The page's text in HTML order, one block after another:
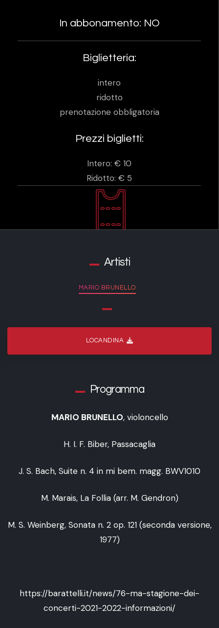
In abbonamento: NO
Biglietteria:
intero
ridotto
prenotazione obbligatoria
Prezzi biglietti:
Intero: € 10
Ridotto: € 5
Artisti
MARIO BRUNELLO
LOCANDINA
Programma
MARIO BRUNELLO, violoncello
H. I. F. Biber, Passacaglia
J. S. Bach, Suite n. 4 in mi bem. magg. BWV1010
M. Marais, La Follia (arr. M. Gendron)
M. S. Weinberg, Sonata n. 2 op. 121 (seconda versione,
1977)
https://barattelli.it/news/76-ma-stagione-dei-
concerti-2021-2022-informazioni/